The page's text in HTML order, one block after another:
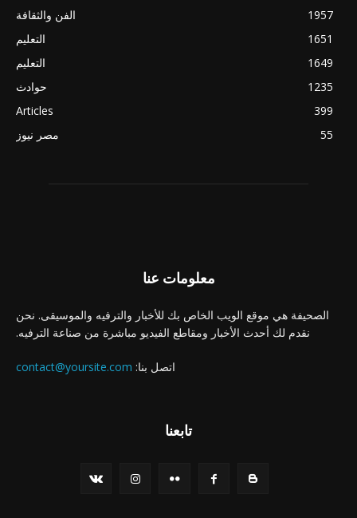
الفن والثقافة
1957
التعليم
1651
التعليم
1649
حوادث
1235
Articles
399
مصر نيوز
55
معلومات عنا
الصحيفة هي موقع الويب الخاص بك للأخبار والترفيه والموسيقى. نحن
نقدم لك أحدث الأخبار ومقاطع الفيديو مباشرة من صناعة الترفيه.
اتصل بنا: contact@yoursite.com
تابعنا